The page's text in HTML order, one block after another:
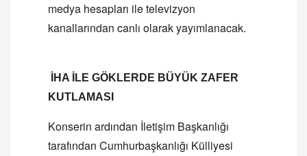
medya hesapları ile televizyon
kanallarından canlı olarak yayımlanacak.
İHA İLE GÖKLERDE BÜYÜK ZAFER
KUTLAMASI
Konserin ardından İletişim Başkanlığı
tarafından Cumhurbaşkanlığı Külliyesi